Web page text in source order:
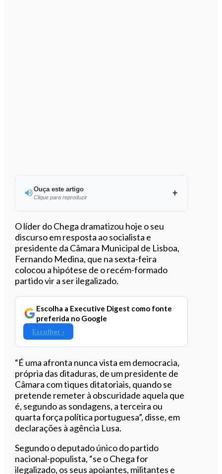
Ouça este artigo
Clique para reproduzir
Ouvir este artigo
O líder do Chega dramatizou hoje o seu
discurso em resposta ao socialista e
presidente da Câmara Municipal de Lisboa,
Fernando Medina, que na sexta-feira
colocou a hipótese de o recém-formado
partido vir a ser ilegalizado.
Escolha a Executive Digest como fonte
preferida no Google
Escolher ›
“É uma afronta nunca vista em democracia,
própria das ditaduras, de um presidente de
Câmara com tiques ditatoriais, quando se
pretende remeter à obscuridade aquela que
é, segundo as sondagens, a terceira ou
quarta força política portuguesa”, disse, em
declarações à agência Lusa.
Segundo o deputado único do partido
nacional-populista, “se o Chega for
ilegalizado, os seus apoiantes, militantes e